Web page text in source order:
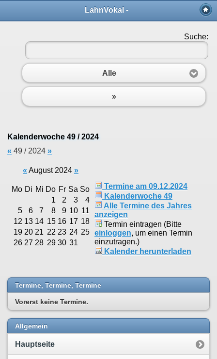
LahnVokal -
Suche:
Alle
»
Kalenderwoche 49 / 2024
« 49 / 2024 »
« August 2024 »
Mo Di Mi Do Fr Sa So
1
2 3
4
5
6 7 8 9 10 11
12 13 14 15 16 17 18
19 20 21 22 23 24 25
26 27 28 29 30 31
Termine am 09.12.2024
Kalenderwoche 49
Alle Termine des Jahres
anzeigen
Termin eintragen (Bitte
einloggen, um einen Termin
einzutragen.)
Kalender herunterladen
Termine, Termine, Termine
Vorerst keine Termine.
Allgemein
Hauptseite